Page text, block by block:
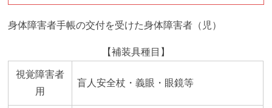
身体障害者手帳の交付を受けた身体障害者（児）
【補装具種目】
視覚障害者
用
盲人安全杖・義眼・眼鏡等